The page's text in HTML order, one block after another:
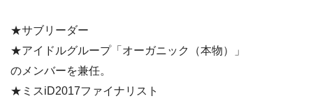
★サブリーダー
★アイドルグループ「オーガニック（本物）」
のメンバーを兼任。
★ミスiD2017ファイナリスト